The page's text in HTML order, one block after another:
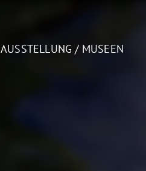
AUSSTELLUNG / MUSEEN